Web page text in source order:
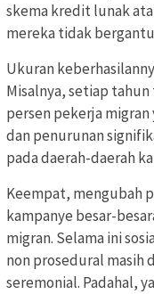
skema kredit lunak
mereka tidak
Ukuran
Misalnya, setiap
persen pekerja
dan penurunan
pada daerah-daerah
Keempat, mengubah
kampanye besar-
migran. Selama ini
non prosedural masih
seremonial. Padahal,